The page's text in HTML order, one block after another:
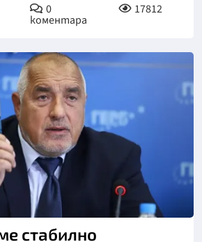
0
коментара
17812
стабилно